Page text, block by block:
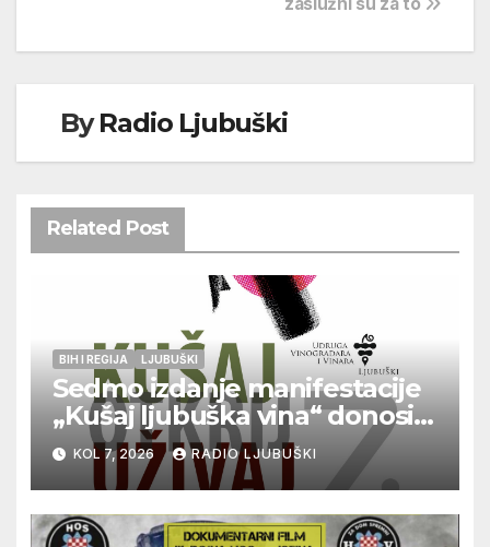
ByRadio Ljubuški
Related Post
BIH I REGIJA LJUBUŠKI
Sedmo izdanje manifestacije
„Kušaj ljubuška vina“ donosi
vrhunska vina, gastronomiju i
glazbu
KOL 7, 2026 RADIO LJUBUŠKI